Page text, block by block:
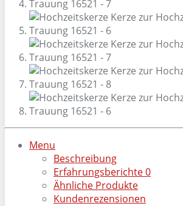
Menu
Beschreibung
Erfahrungsberichte0
Ähnliche Produkte
Kundenrezensionen